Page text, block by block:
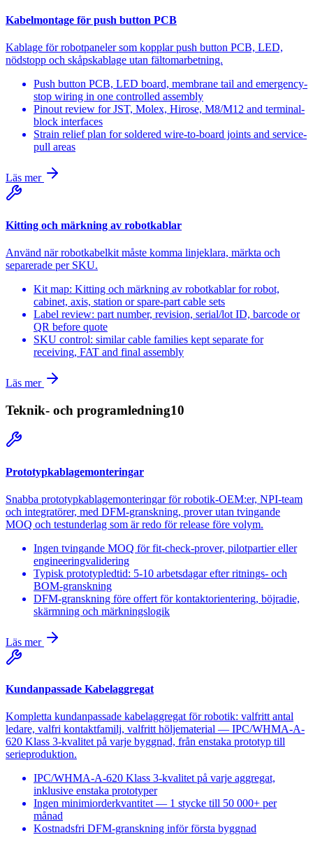
Kabelmontage för push button PCB
Kablage för robotpaneler som kopplar push button PCB, LED,
nödstopp och skåpskablage utan fältomarbetning.
Push button PCB, LED board, membrane tail and emergency-
stop wiring in one controlled assembly
Pinout review for JST, Molex, Hirose, M8/M12 and terminal-
block interfaces
Strain relief plan for soldered wire-to-board joints and service-
pull areas
Läs mer
Kitting och märkning av robotkablar
Använd när robotkabelkit måste komma linjeklara, märkta och
separerade per SKU.
Kit map: Kitting och märkning av robotkablar for robot,
cabinet, axis, station or spare-part cable sets
Label review: part number, revision, serial/lot ID, barcode or
QR before quote
SKU control: similar cable families kept separate for
receiving, FAT and final assembly
Läs mer
Teknik- och programledning10
Prototypkablagemonteringar
Snabba prototypkablagemonteringar för robotik-OEM:er, NPI-team
och integratörer, med DFM-granskning, prover utan tvingande
MOQ och testunderlag som är redo för release före volym.
Ingen tvingande MOQ för fit-check-prover, pilotpartier eller
engineeringvalidering
Typisk prototypledtid: 5-10 arbetsdagar efter ritnings- och
BOM-granskning
DFM-granskning före offert för kontaktorientering, böjradie,
skärmning och märkningslogik
Läs mer
Kundanpassade Kabelaggregat
Kompletta kundanpassade kabelaggregat för robotik: valfritt antal
ledare, valfri kontaktfamilj, valfritt höljematerial — IPC/WHMA-A-
620 Klass 3-kvalitet på varje byggnad, från enstaka prototyp till
serieproduktion.
IPC/WHMA-A-620 Klass 3-kvalitet på varje aggregat,
inklusive enstaka prototyper
Ingen minimiorderkvantitet — 1 stycke till 50 000+ per
månad
Kostnadsfri DFM-granskning inför första byggnad